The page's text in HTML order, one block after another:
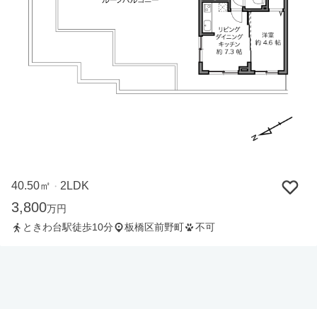
40.50㎡ ・ 2LDK
3,800万円
ときわ台駅徒歩10分
板橋区前野町 不可